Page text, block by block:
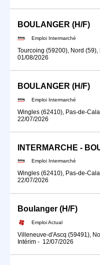
BOULANGER (H/F)
Emploi Intermarché
Tourcoing (59200), Nord (59),
01/08/2026
BOULANGER (H/F)
Emploi Intermarché
Wingles (62410), Pas-de-
22/07/2026
INTERMARCHE -
Emploi Intermarché
Wingles (62410), Pas-de-
22/07/2026
Boulanger (H/F)
Emploi Actual
Villeneuve-d'Ascq (59491),
Intérim - 12/07/2026